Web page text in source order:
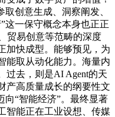
创意生成、洞察阐发、
这一保守概念本身也正正
贸易创意等范畴的深度
加快成型。能够预见，为
能取从动化能力。海量内
过去，则是AI Agent的天
产高质量成长的纲要性文
向“智能经济”。最终显著
智能正在工业设想、传媒